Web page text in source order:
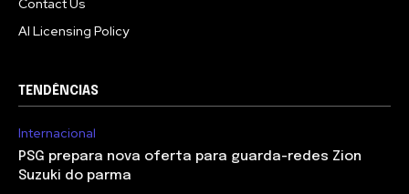
Contact Us
AI Licensing Policy
TENDÊNCIAS
Internacional
PSG prepara nova oferta para guarda-redes Zion
Suzuki do parma